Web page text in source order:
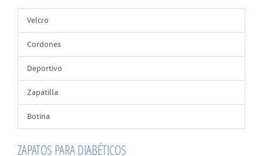
Velcro
Cordones
Deportivo
Zapatilla
Botina
ZAPATOS PARA DIABÉTICOS